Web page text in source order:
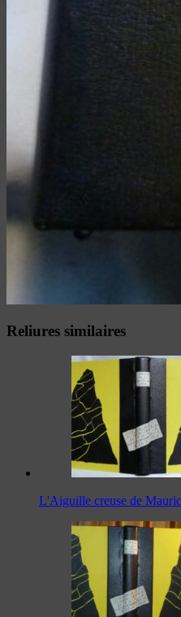
Reliures similaires
L'Aiguille creuse de